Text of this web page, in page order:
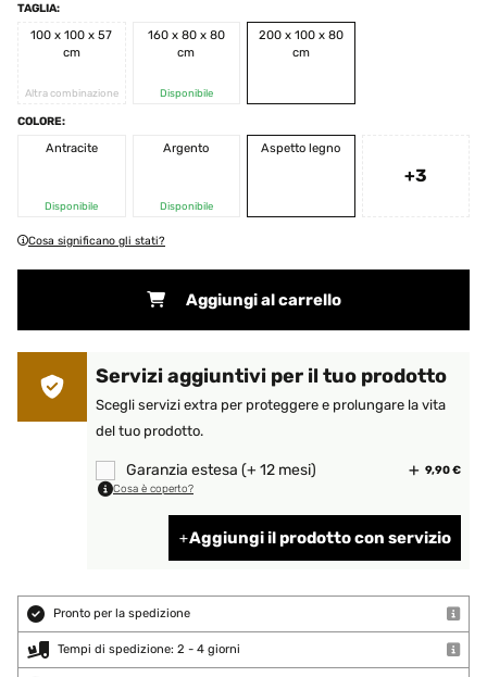
TAGLIA:
100 x 100 x 57
cm
Altra combinazione
160 x 80 x 80
cm
Disponibile
200 x 100 x 80
cm
COLORE:
Antracite
Disponibile
Argento
Disponibile
Aspetto legno
+3
Cosa significano gli stati?
Aggiungi al carrello
Servizi aggiuntivi per il tuo prodotto
Scegli servizi extra per proteggere e prolungare la vita
del tuo prodotto.
Garanzia estesa (+ 12 mesi) 9,90 €
Cosa è coperto?
Aggiungi il prodotto con servizio
Pronto per la spedizione
Tempi di spedizione: 2 - 4 giorni